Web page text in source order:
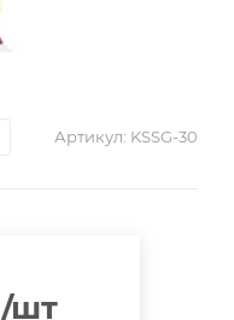
Артикул: KSSG-30
/шт